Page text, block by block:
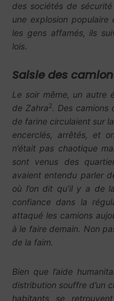
des sociétés de
une explosion populaire
les gens affamés, ils
lois.
Saisie des
Le soir même, un autre
de Zahra2. Des camions
de farine circulaient sur
encerclés, arrêtés, et
n’était pas chaotique
sont venus des
avaient entendu parler
où l’on dit qu’il y a de
confiance dans la
attaqué les camions
à le faire demain. Non
de la faim.
Bien que l’aide
distribution souffre d’un
habitants se